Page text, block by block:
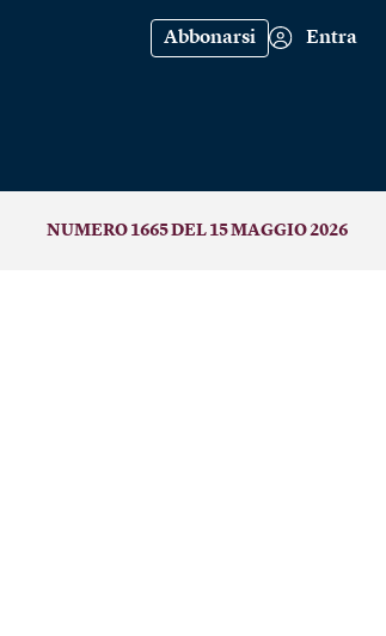
Abbonarsi Entra
NUMERO 1665 DEL 15 MAGGIO 2026